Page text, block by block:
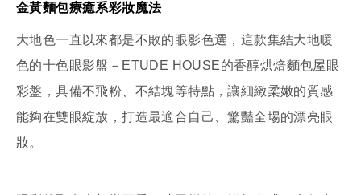
金黃麵包療癒系彩妝魔法
大地色一直以來都是不敗的眼影色選，這款集結大地暖
色的十色眼影盤－ETUDE HOUSE的香醇烘焙麵包屋眼
彩盤，具備不飛粉、不結塊等特點，讓細緻柔嫩的質感
能夠在雙眼綻放，打造最適合自己、驚豔全場的漂亮眼
妝。